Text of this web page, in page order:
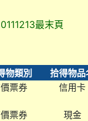
111213最末頁
物類別
拾得物品
票券 信用卡
票券 現金